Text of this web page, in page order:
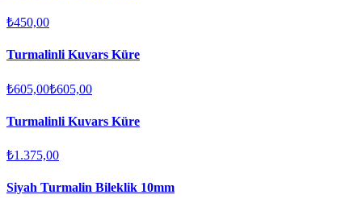
₺450,00
Turmalinli Kuvars Küre
₺605,00₺605,00
Turmalinli Kuvars Küre
₺1.375,00
Siyah Turmalin Bileklik 10mm